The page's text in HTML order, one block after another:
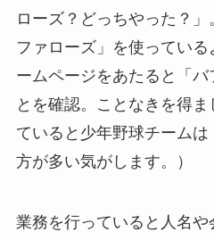
ローズ？どっちやった？
ファローズ」を使ってい
ームページをあたると「バ
とを確認。ことなきを得
ていると少年野球チーム
方が多い気がします。）
業務を行っていると人名